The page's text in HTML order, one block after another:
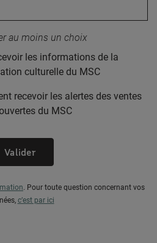
au moins un choix
les informations de la
culturelle du MSC
recevoir les alertes des ventes
du MSC
Valider
. Pour toute question concernant vos
c’est par ici